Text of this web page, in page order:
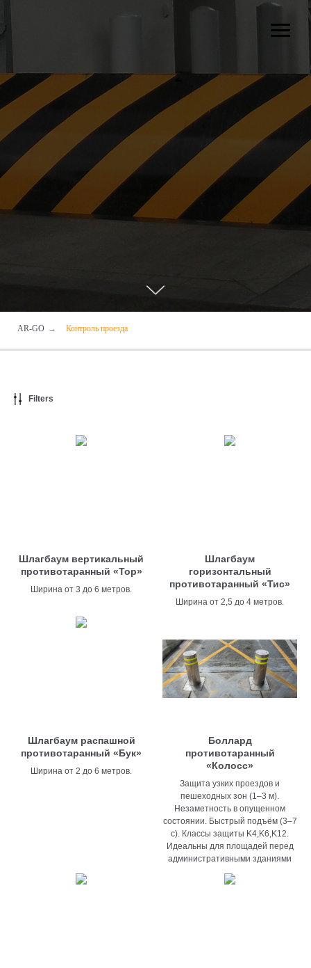
AR-GO → Контроль проезда
Filters
Шлагбаум вертикальный
противотаранный «Тор»
Ширина от 3 до 6 метров.
Шлагбаум
горизонтальный
противотаранный «Тис»
Ширина от 2,5 до 4 метров.
Шлагбаум распашной
противотаранный «Бук»
Ширина от 2 до 6 метров.
Боллард
противотаранный
«Колосс»
Защита узких проездов и
пешеходных зон (1–3 м).
Незаметность в опущенном
состоянии. Быстрый подъём (3–7
с). Классы защиты K4,K6,K12.
Идеальны для площадей перед
административными зданиями